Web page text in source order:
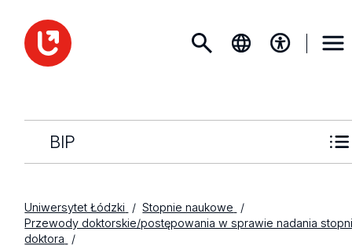
BIP
Uniwersytet Łódzki
Stopnie naukowe
Przewody doktorskie/postępowania w sprawie nadania
doktora